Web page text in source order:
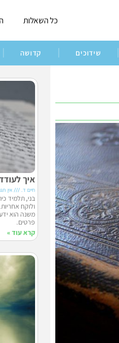
כל השאלות
שידוכים קדושה
איך
חיים ד. אין
בני, תלמיד
ולוקח
משנה הוא
פרטים.
קרא עוד »